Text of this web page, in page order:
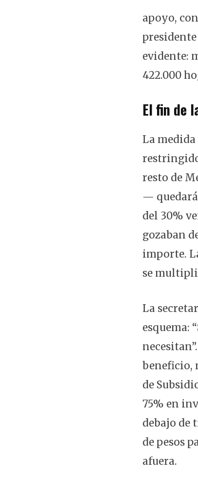
apoyo,
evidente:
422.000
El fin de
La
resto de
—
del 30%
gozaban
importe.
se
La
esquema:
beneficio,
de
75% en
debajo de
de pesos
afuera.